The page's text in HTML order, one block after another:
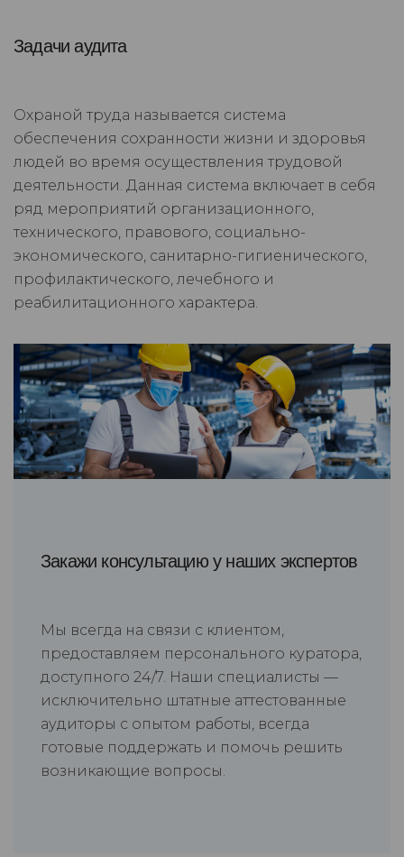
Задачи аудита
Охраной труда называется система
обеспечения сохранности жизни и здоровья
людей во время осуществления трудовой
деятельности. Данная система включает в себя
ряд мероприятий организационного,
технического, правового, социально-
экономического, санитарно-гигиенического,
профилактического, лечебного и
реабилитационного характера.
Закажи консультацию у наших экспертов
Мы всегда на связи с клиентом,
предоставляем персонального куратора,
доступного 24/7. Наши специалисты —
исключительно штатные аттестованные
аудиторы с опытом работы, всегда
готовые поддержать и помочь решить
возникающие вопросы.